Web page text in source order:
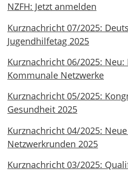
NZFH: Jetzt anmelden
Kurznachricht 07/2025:
Jugendhilfetag 2025
Kurznachricht 06/2025:
Kommunale Netzwerke
Kurznachricht 05/2025:
Gesundheit 2025
Kurznachricht 04/2025:
Netzwerkrunden 2025
Kurznachricht 03/2025: